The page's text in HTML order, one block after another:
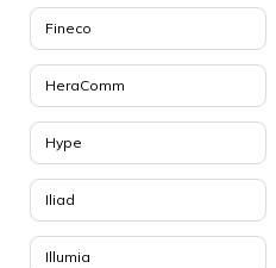
Fineco
HeraComm
Hype
Iliad
Illumia